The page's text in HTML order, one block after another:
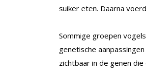
suiker eten. Daarna
Sommige groepen
genetische
zichtbaar in de genen